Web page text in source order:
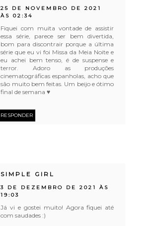
25 DE NOVEMBRO DE 2021
ÀS 02:34
Fiquei com muita vontade de assistir
essa série, parece ser bem divertida,
bom para discontrair porque a última
série que eu vi foi Missa da Meia Noite e
eu achei bem tenso, é de suspense e
terror. Adoro as produções
cinematográficas espanholas, acho que
são muito bem feitas. Um beijo e ótimo
final de semana ♥
RESPONDER
SIMPLE GIRL
3 DE DEZEMBRO DE 2021 ÀS
19:03
Já vi e gostei muito! Agora fiquei até
com saudades :)